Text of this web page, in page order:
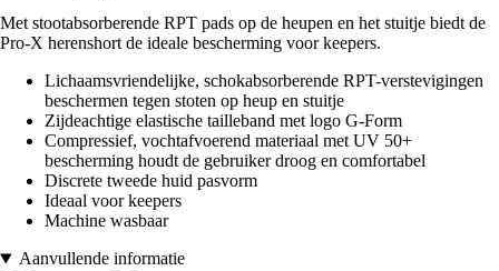
Met stootabsorberende RPT pads op de heupen en het stuitje biedt de
Pro-X herenshort de ideale bescherming voor keepers.
Lichaamsvriendelijke, schokabsorberende RPT-verstevigingen
beschermen tegen stoten op heup en stuitje
Zijdeachtige elastische tailleband met logo G-Form
Compressief, vochtafvoerend materiaal met UV 50+
bescherming houdt de gebruiker droog en comfortabel
Discrete tweede huid pasvorm
Ideaal voor keepers
Machine wasbaar
Aanvullende informatie